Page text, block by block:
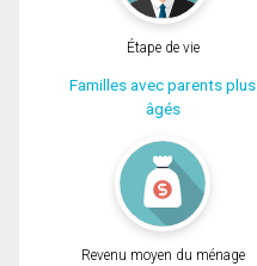
Étape de vie
Familles avec parents plus
âgés
Revenu moyen du ménage